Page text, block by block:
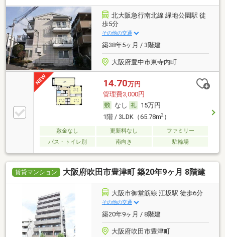
北大阪急行南北線 緑地公園駅 徒
歩5分
その他の交通
築38年5ヶ月 / 3階建
大阪府豊中市東寺内町
14.70万円
管理費3,000円
なし
15万円
1階 / 3LDK（65.78m2）
敷金なし 更新料なし
ファミリー
バス・トイレ別
南向き 駐輪場
賃貸マンション 大阪府吹田市豊津町 築20年9ヶ月 8階建
大阪市御堂筋線 江坂駅 徒歩6分
その他の交通
築20年9ヶ月 / 8階建
大阪府吹田市豊津町